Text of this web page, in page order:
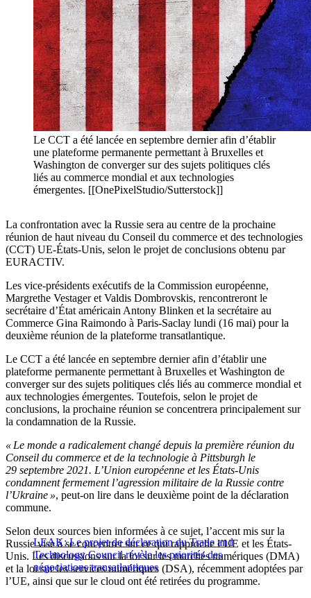
Le CCT a été lancée en septembre dernier afin d’établir
une plateforme permanente permettant à Bruxelles et
Washington de converger sur des sujets politiques clés
liés au commerce mondial et aux technologies
émergentes. [[OnePixelStudio/Sutterstock]]
La confrontation avec la Russie sera au centre de la prochaine
réunion de haut niveau du Conseil du commerce et des technologies
(CCT) UE-États-Unis, selon le projet de conclusions obtenu par
EURACTIV.
Les vice-présidents exécutifs de la Commission européenne,
Margrethe Vestager et Valdis Dombrovskis, rencontreront le
secrétaire d’État américain Antony Blinken et la secrétaire au
Commerce Gina Raimondo à Paris-Saclay lundi (16 mai) pour la
deuxième réunion de la plateforme transatlantique.
Le CCT a été lancée en septembre dernier afin d’établir une
plateforme permanente permettant à Bruxelles et Washington de
converger sur des sujets politiques clés liés au commerce mondial et
aux technologies émergentes. Toutefois, selon le projet de
conclusions, la prochaine réunion se concentrera principalement sur
la condamnation de la Russie.
« Le monde a radicalement changé depuis la première réunion du
Conseil du commerce et de la technologie à Pittsburgh le
29 septembre 2021. L’Union européenne et les États-Unis
condamnent fermement l’agression militaire de la Russie contre
l’Ukraine », peut-on lire dans le deuxième point de la déclaration
commune.
LEAK: Le projet de déclaration du Trade and
Technology Council révèle les priorités des
négociations transatlantiques
Selon deux sources bien informées à ce sujet, l’accent mis sur la
Russie vise à se concentrer sur ce qui rapproche l’UE et les États-
Unis. Les discussions sur la loi sur les marchés numériques (DMA)
et la loi sur les services numériques (DSA), récemment adoptées par
l’UE, ainsi que sur le cloud ont été retirées du programme.